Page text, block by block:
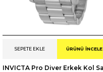
SEPETE EKLE ÜRÜNÜ İNCELE